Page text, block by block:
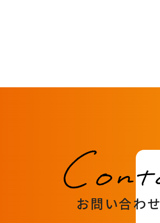
お問い合わせ